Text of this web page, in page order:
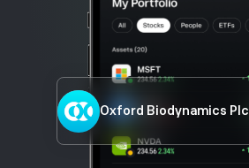
Oxford Biodynamics Plc